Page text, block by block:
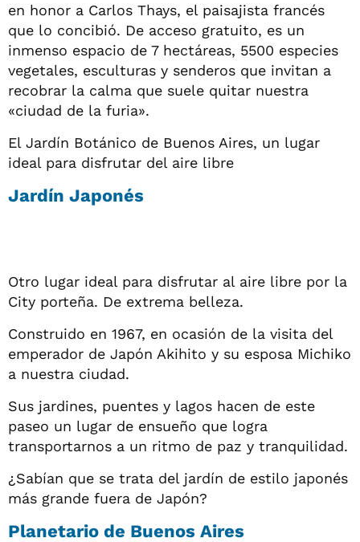
en honor a Carlos Thays, el paisajista francés
que lo concibió. De acceso gratuito, es un
inmenso espacio de 7 hectáreas, 5500 especies
vegetales, esculturas y senderos que invitan a
recobrar la calma que suele quitar nuestra
«ciudad de la furia».
El Jardín Botánico de Buenos Aires, un lugar
ideal para disfrutar del aire libre
Jardín Japonés
Otro lugar ideal para disfrutar al aire libre por la
City porteña. De extrema belleza.
Construido en 1967, en ocasión de la visita del
emperador de Japón Akihito y su esposa Michiko
a nuestra ciudad.
Sus jardines, puentes y lagos hacen de este
paseo un lugar de ensueño que logra
transportarnos a un ritmo de paz y tranquilidad.
¿Sabían que se trata del jardín de estilo japonés
más grande fuera de Japón?
Planetario de Buenos Aires